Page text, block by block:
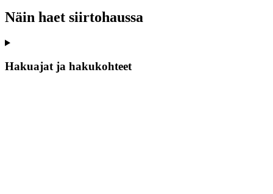
Näin haet siirtohaussa
Hakuajat ja hakukohteet